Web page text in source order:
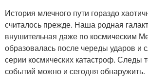
История млечного пути гораздо
считалось прежде. Наша родная
внушительная даже по космическим
образовалась после череды ударов и
серии космических катастроф. Следы
событий можно и сегодня обнаружить.